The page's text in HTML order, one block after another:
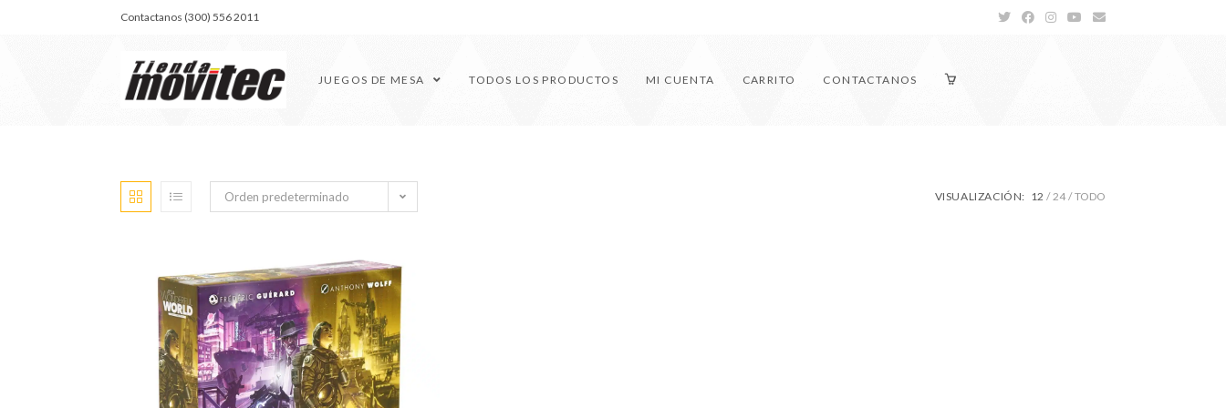
Contactanos (300) 556 2011
JUEGOS DE MESA TODOS LOS PRODUCTOS MI CUENTA CARRITO CONTACTANOS
Orden predeterminado VISUALIZACIÓN: 12 24 TODO